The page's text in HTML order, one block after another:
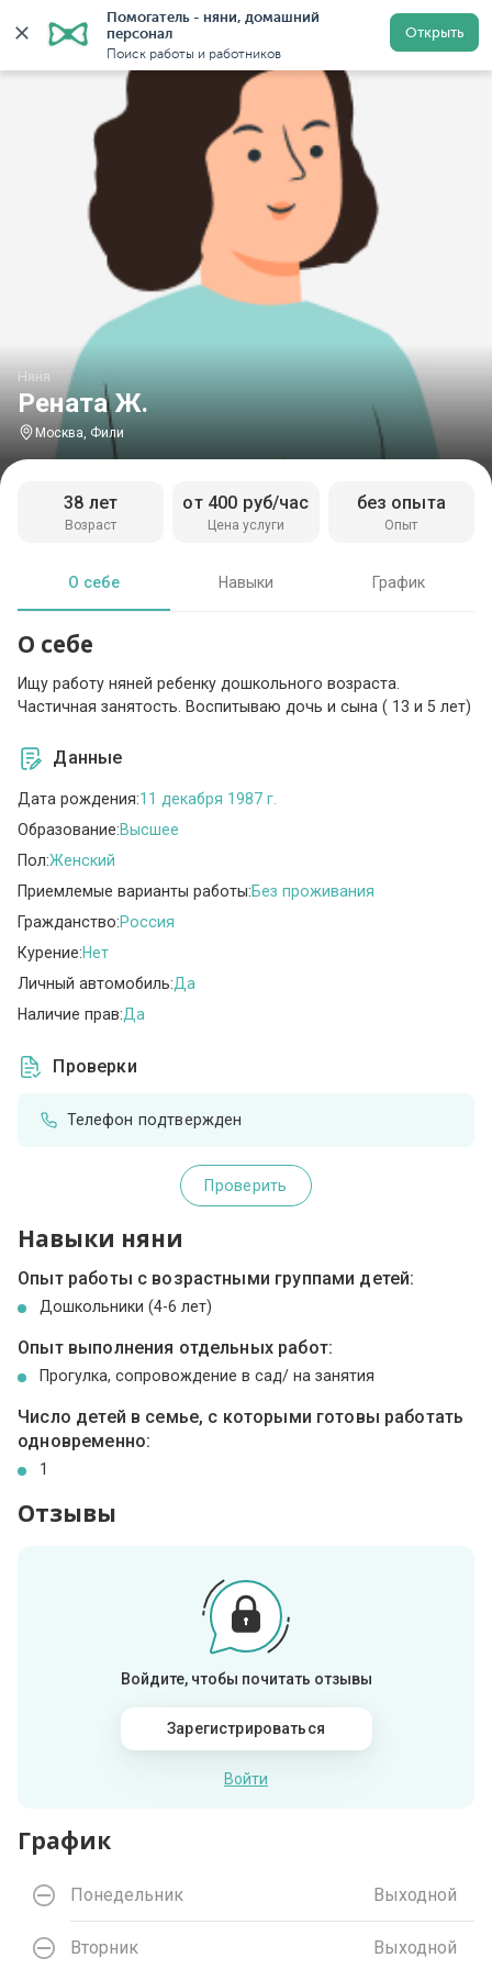
Помогатель - няни, домашний
персонал
Поиск работы и работников
Открыть
Главная Няни Няни в Москве Няни у метро Фили
Рената Ж.
Няня
Москва, Фили
Возраст
38 лет
Цена услуги
от 400 руб/час
Опыт
без опыта
О себе Навыки График
О себе
Ищу работу няней ребенку дошкольного возраста.
Частичная занятость. Воспитываю дочь и сына ( 13 и 5 лет)
Данные
Дата рождения:11 декабря 1987 г.
Образование:Высшее
Пол:Женский
Приемлемые варианты работы:Без проживания
Гражданство:Россия
Курение:Нет
Личный автомобиль:Да
Наличие прав:Да
Проверки
Телефон подтвержден
Проверить
Навыки няни
Опыт работы с возрастными группами детей:
Дошкольники (4-6 лет)
Опыт выполнения отдельных работ:
Прогулка, сопровождение в сад/ на занятия
Число детей в семье, с которыми готовы работать
одновременно:
1
Отзывы
Войдите, чтобы почитать отзывы
Зарегистрироваться
Войти
График
Понедельник Выходной
Вторник Выходной